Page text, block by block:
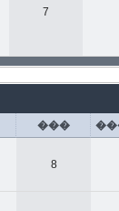
7
���
8